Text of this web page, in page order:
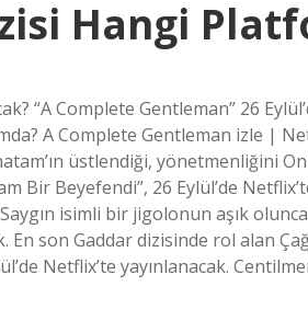
Hangi
“A Complete Gentleman” 26
A Complete Gentleman izle |
üstlendiği, yönetmenliğini
Bir Beyefendi”, 26 Eylül’de
isimli bir jigolonun aşık
En son Gaddar dizisinde rol alan
Netflix’te yayınlanacak.